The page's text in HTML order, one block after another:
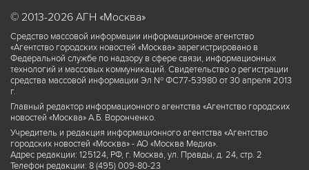
© 2013-2026 АГН «Москва»
Средство массовой информации информационное агентство
«Агентство городских новостей «Москва» зарегистрировано в
Федеральной службе по надзору в сфере связи, информационных
технологий и массовых коммуникаций. Свидетельство о регистрации
средства массовой информации Эл № ФС77-53980 от 30 апреля 2013
г.
Главный редактор информационного агентства «Агентство городских
новостей «Москва» А.Б. Воронченко.
Учредитель и редакция информационного агентства «Агентство
городских новостей «Москва» - АО «Москва Медиа».
Адрес редакции: 125124, РФ, г. Москва, ул. Правды, д. 24, стр. 2
Телефон редакции: 8 (495) 009-80-23